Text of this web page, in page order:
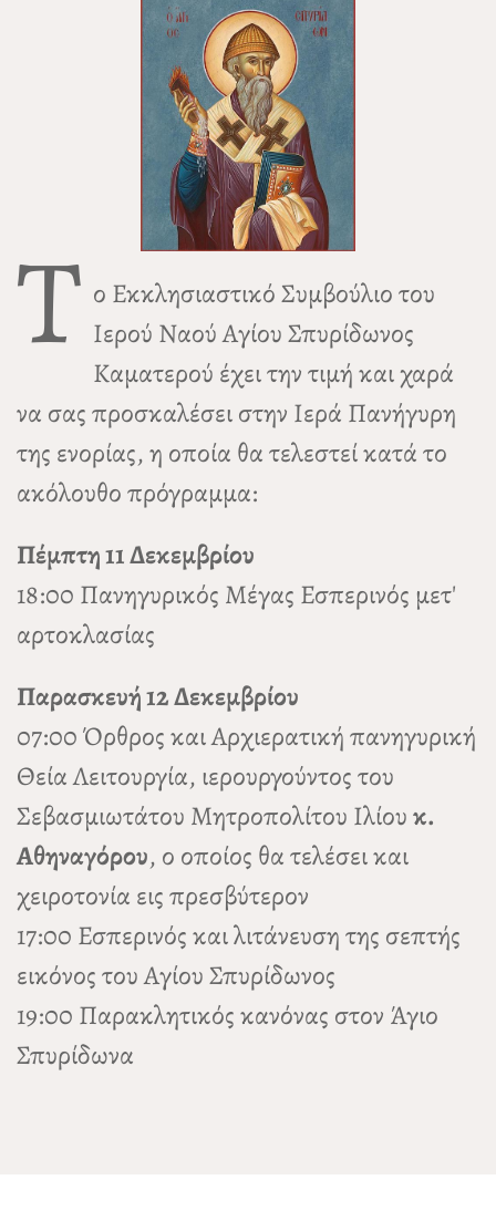
Τ ο Εκκλησιαστικό Συμβούλιο του
Ιερού Ναού Αγίου Σπυρίδωνος
Καματερού έχει την τιμή και χαρά
να σας προσκαλέσει στην Ιερά Πανήγυρη
της ενορίας, η οποία θα τελεστεί κατά το
ακόλουθο πρόγραμμα:
Πέμπτη 11 Δεκεμβρίου
18:00 Πανηγυρικός Μέγας Εσπερινός μετ'
αρτοκλασίας
Παρασκευή 12 Δεκεμβρίου
07:00 Όρθρος και Αρχιερατική πανηγυρική
Θεία Λειτουργία, ιερουργούντος του
Σεβασμιωτάτου Μητροπολίτου Ιλίουκ.
Αθηναγόρου, ο οποίος θα τελέσει και
χειροτονία εις πρεσβύτερον
17:00 Εσπερινός και λιτάνευση της σεπτής
εικόνος του Αγίου Σπυρίδωνος
19:00 Παρακλητικός κανόνας στον Άγιο
Σπυρίδωνα